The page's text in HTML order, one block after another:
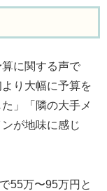
に関する声で
り大幅に予算を
」「隣の大手メ
が地味に感じ
55万〜95万円と